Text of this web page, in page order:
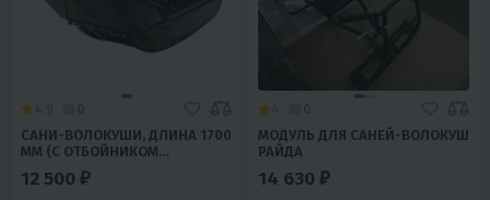
CАНИ-ВОЛОКУШИ, ДЛИНА 1700
ММ (С ОТБОЙНИКОМ
ПОДШИТЫЕ)
12 500 ₽
МОДУЛЬ ДЛЯ САНЕЙ-ВОЛОКУШ
РАЙДА
14 630 ₽